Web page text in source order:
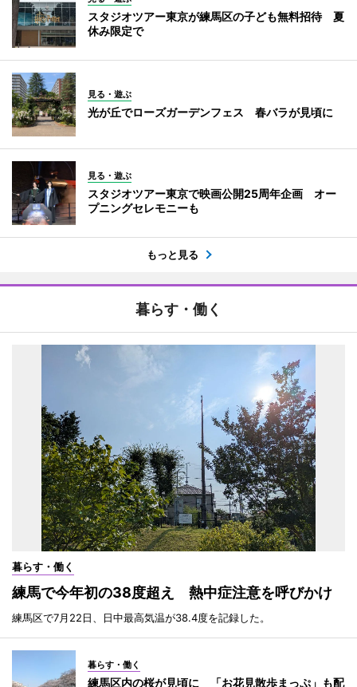
スタジオツアー東京が練馬区の子ども無料招待 夏
休み限定で
見る・遊ぶ
光が丘でローズガーデンフェス 春バラが見頃に
見る・遊ぶ
スタジオツアー東京で映画公開25周年企画 オー
プニングセレモニーも
もっと見る
暮らす・働く
暮らす・働く
練馬で今年初の38度超え 熱中症注意を呼びかけ
練馬区で7月22日、日中最高気温が38.4度を記録した。
暮らす・働く
練馬区内の桜が見頃に 「お花見散歩まっぷ」も配